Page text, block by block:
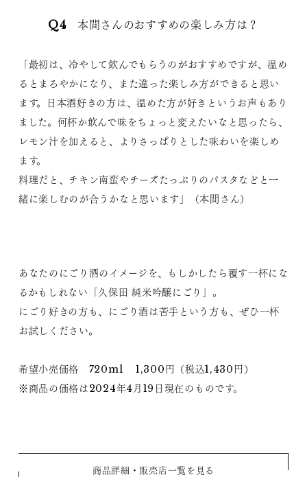
Q4 本間さんのおすすめの楽しみ方は？
「最初は、冷やして飲んでもらうのがおすすめですが、温め
るとまろやかになり、また違った楽しみ方ができると思い
ます。日本酒好きの方は、温めた方が好きというお声もあり
ました。何杯か飲んで味をちょっと変えたいなと思ったら、
レモン汁を加えると、よりさっぱりとした味わいを楽しめ
ます。
料理だと、チキン南蛮やチーズたっぷりのパスタなどと一
緒に楽しむのが合うかなと思います」（本間さん）
あなたのにごり酒のイメージを、もしかしたら覆す一杯にな
るかもしれない「久保田 純米吟醸にごり」。
にごり好きの方も、にごり酒は苦手という方も、ぜひ一杯
お試しください。
希望小売価格 720ml 1,300円（税込1,430円）
※商品の価格は2024年4月19日現在のものです。
商品詳細・販売店一覧を見る